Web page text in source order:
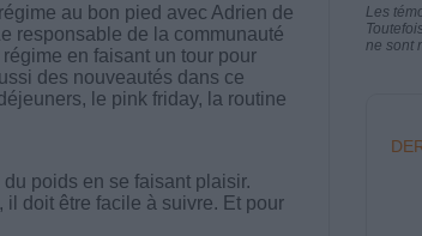
au bon pied avec Adrien de
responsable de la communauté
en faisant un tour pour
des nouveautés dans ce
le pink friday, la routine
poids en se faisant plaisir.
il doit être facile à suivre. Et pour
Les
ne sont